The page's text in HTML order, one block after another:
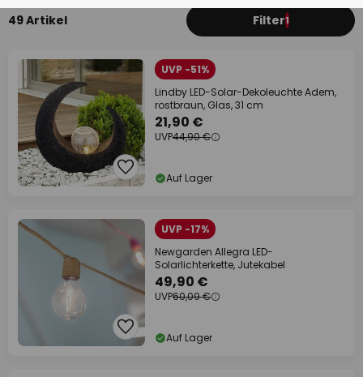
49 Artikel Filter1
UVP -51%
Lindby LED-Solar-Dekoleuchte Adem,
rostbraun, Glas, 31 cm
21,90 €
UVP44,90 €
Auf Lager
UVP -17%
Newgarden Allegra LED-
Solarlichterkette, Jutekabel
49,90 €
UVP60,09 €
Auf Lager